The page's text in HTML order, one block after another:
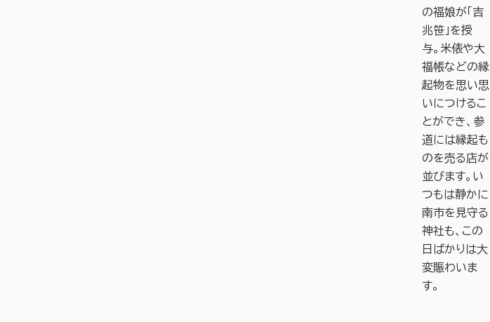
の福娘が「吉
兆笹」を授
与。米俵や大
福帳などの縁
起物を思い思
いにつけるこ
とができ、参
道には縁起も
のを売る店が
並びます。い
つもは静かに
南市を見守る
神社も、この
日ばかりは大
変賑わいま
す。